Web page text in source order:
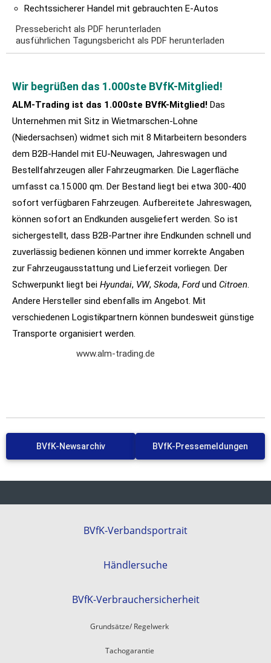
Rechtssicherer Handel mit gebrauchten E-Autos
Pressebericht als PDF herunterladen
ausführlichen Tagungsbericht als PDF herunterladen
Wir begrüßen das 1.000ste BVfK-Mitglied!
ALM-Trading ist das 1.000ste BVfK-Mitglied! Das
Unternehmen mit Sitz in Wietmarschen-Lohne
(Niedersachsen) widmet sich mit 8 Mitarbeitern besonders
dem B2B-Handel mit EU-Neuwagen, Jahreswagen und
Bestellfahrzeugen aller Fahrzeugmarken. Die Lagerfläche
umfasst ca.15.000 qm. Der Bestand liegt bei etwa 300-400
sofort verfügbaren Fahrzeugen. Aufbereitete Jahreswagen,
können sofort an Endkunden ausgeliefert werden. So ist
sichergestellt, dass B2B-Partner ihre Endkunden schnell und
zuverlässig bedienen können und immer korrekte Angaben
zur Fahrzeugausstattung und Lieferzeit vorliegen. Der
Schwerpunkt liegt bei Hyundai, VW, Skoda, Fordund Citroen.
Andere Hersteller sind ebenfalls im Angebot. Mit
verschiedenen Logistikpartnern können bundesweit günstige
Transporte organisiert werden.
www.alm-trading.de
BVfK-Newsarchiv BVfK-Pressemeldungen
BVfK-Verbandsportrait
Händlersuche
BVfK-Verbrauchersicherheit
Grundsätze/ Regelwerk
Tachogarantie